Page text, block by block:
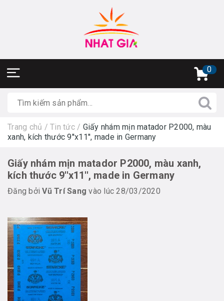
0
Trang chủ / Tin tức / Giấy nhám mịn matador P2000, màu
xanh, kích thước 9''x11'', made in Germany
Giấy nhám mịn matador P2000, màu xanh,
kích thước 9''x11'', made in Germany
Đăng bởiVũ Trí Sang vào lúc 28/03/2020